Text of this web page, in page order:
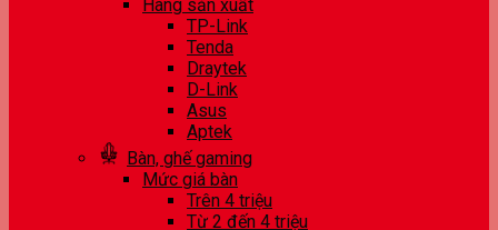
Hãng sản xuất
TP-Link
Tenda
Draytek
D-Link
Asus
Aptek
Bàn, ghế gaming
Mức giá bàn
Trên 4 triệu
Từ 2 đến 4 triệu